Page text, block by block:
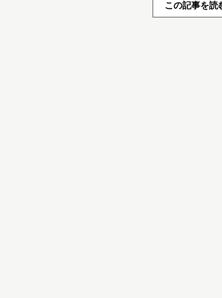
この記事を読